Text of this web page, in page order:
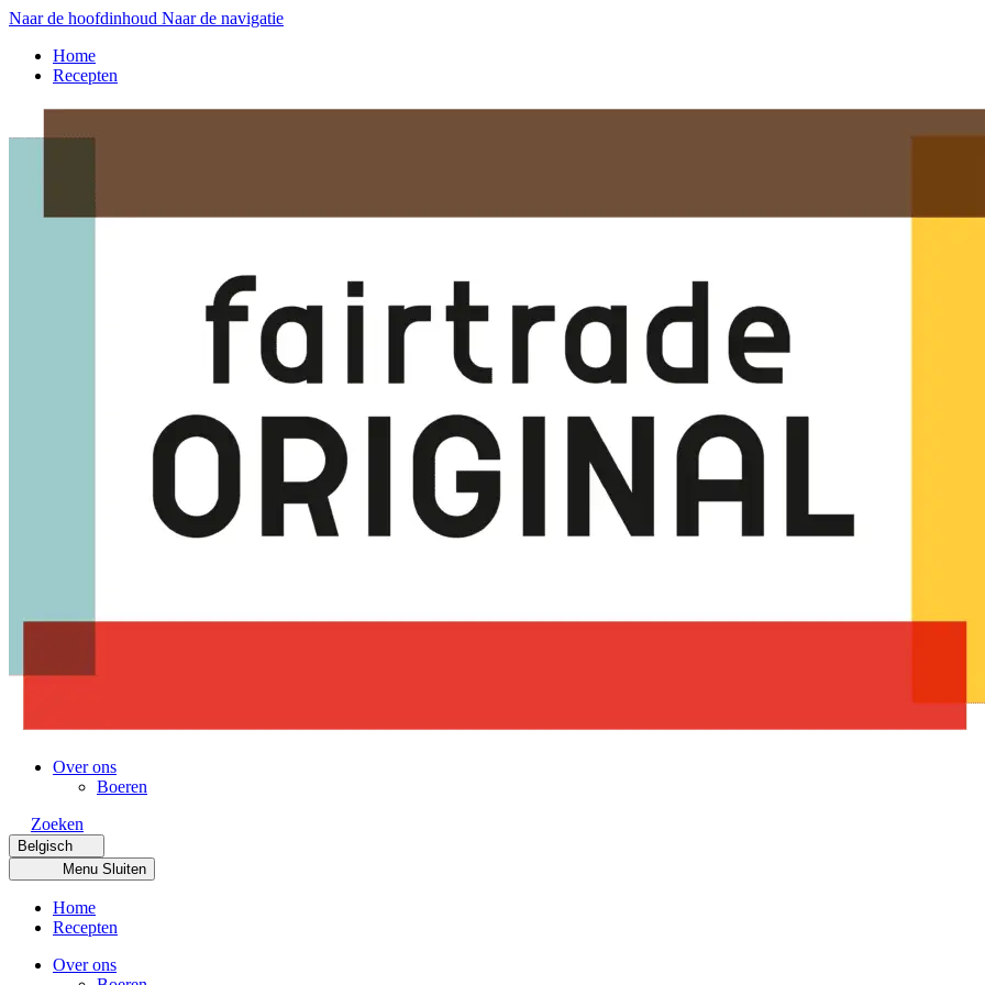
Naar de hoofdinhoud Naar de navigatie
Home
Recepten
Over ons
Boeren
Zoeken
Belgisch
Menu Sluiten
Home
Recepten
Over ons